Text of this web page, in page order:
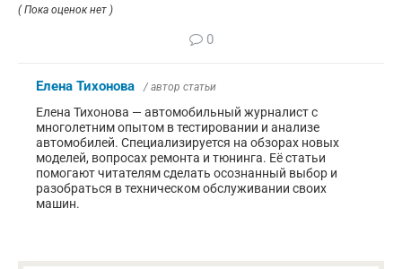
( Пока оценок нет )
0
Елена Тихонова / автор статьи
Елена Тихонова — автомобильный журналист с
многолетним опытом в тестировании и анализе
автомобилей. Специализируется на обзорах новых
моделей, вопросах ремонта и тюнинга. Её статьи
помогают читателям сделать осознанный выбор и
разобраться в техническом обслуживании своих
машин.